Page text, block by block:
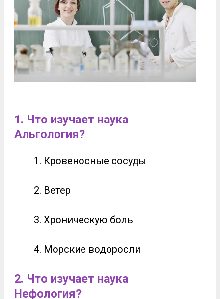
1. Что изучает наука
Альгология?
Кровеносные сосуды
Ветер
Хроническую боль
Морские водоросли
2. Что изучает наука
Нефология?